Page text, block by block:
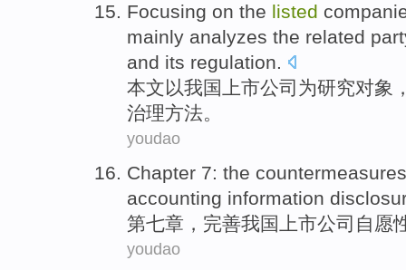
Focusing on the listed
mainly analyzes the related
and its regulation.
本文以我国 上市公司 为研究对象
治理方法。
youdao
Chapter 7: the countermeasures
accounting information
第七章 ， 完善我国 上市公司 自愿
youdao